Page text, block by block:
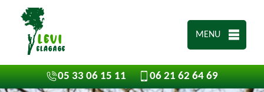
MENU
05 33 06 15 11 06 21 62 64 69